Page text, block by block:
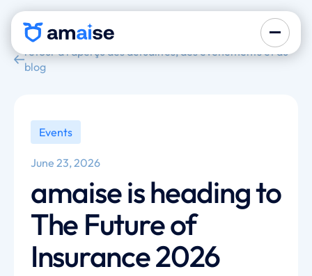
retour à l'aperçu des actualités, des événements et du
blog
Events
June 23, 2026
amaise is heading to
The Future of
Insurance 2026